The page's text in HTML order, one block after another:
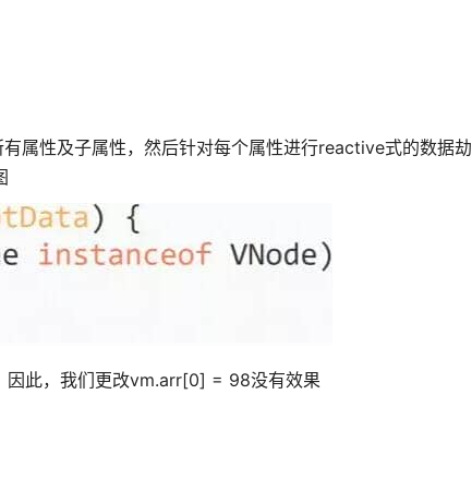
属性及子属性，然后针对每个属性进行reactive式的数据劫
因此，我们更改vm.arr[0] = 98没有效果